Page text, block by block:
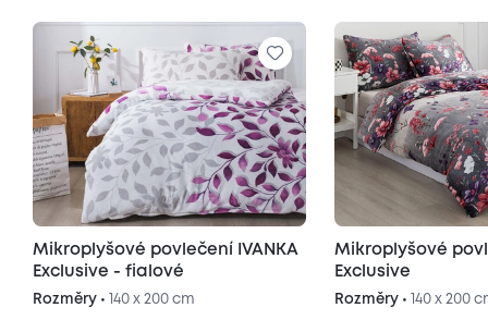
Mikroplyšové povlečení IVANKA
Exclusive - fialové
Rozměry • 140 x 200 cm
Mikroplyšové
Exclusive
Rozměry • 140 x 200